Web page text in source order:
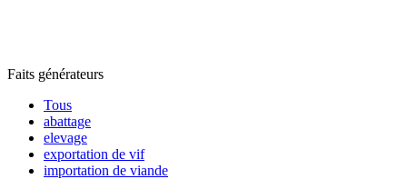
Faits générateurs
Tous
abattage
elevage
exportation de vif
importation de viande